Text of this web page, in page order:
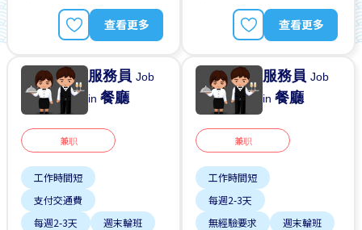
查看更多 查看更多
服務員Job
in餐廳
兼职
工作時間短
支付交通費
每週2-3天
週末輪班
服務員Job
in餐廳
兼职
工作時間短
每週2-3天
無經驗要求
週末輪班